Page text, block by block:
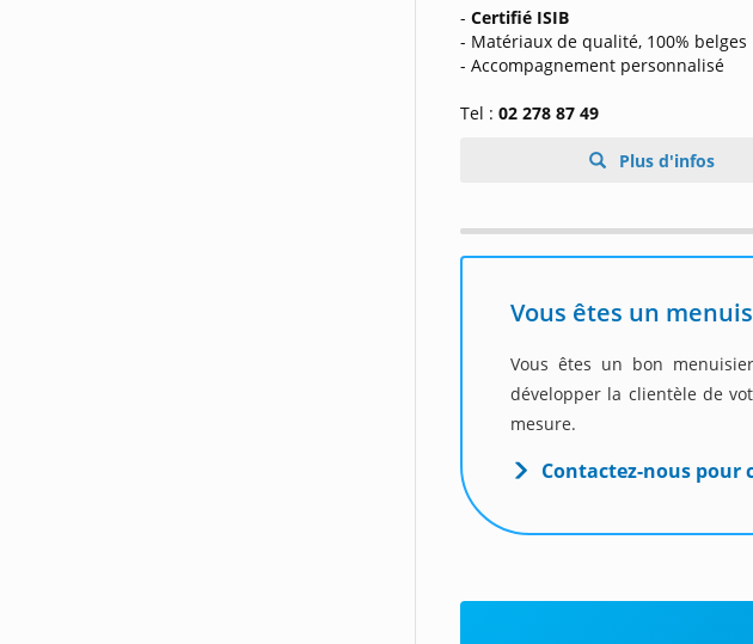
-Certifié ISIB
- Matériaux de qualité, 100% belges
- Accompagnement personnalisé
Tel :02 278 87 49
Plus d'infos
Vous êtes un
Vous êtes un bon
développer la clientèle de
mesure.
Contactez-nous